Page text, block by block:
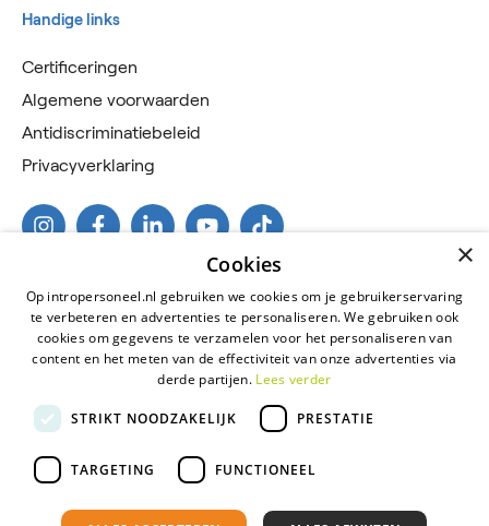
Handige links
Certificeringen
Algemene voorwaarden
Antidiscriminatiebeleid
Privacyverklaring
2026 © Intro Personeel
Certificeringen
Algemene voorwaarden
×
Cookies
Op intropersoneel.nl gebruiken we cookies om je gebruikerservaring
te verbeteren en advertenties te personaliseren. We gebruiken ook
cookies om gegevens te verzamelen voor het personaliseren van
content en het meten van de effectiviteit van onze advertenties via
derde partijen. Lees verder
STRIKT NOODZAKELIJK PRESTATIE
TARGETING FUNCTIONEEL